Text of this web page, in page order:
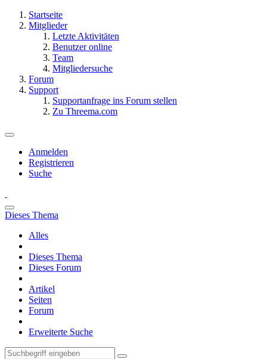
Startseite
Mitglieder
Letzte Aktivitäten
Benutzer online
Team
Mitgliedersuche
Forum
Support
Supportanfrage ins Forum stellen
Zu Threema.com
Anmelden
Registrieren
Suche
Dieses Thema
Alles
Dieses Thema
Dieses Forum
Artikel
Seiten
Forum
Erweiterte Suche